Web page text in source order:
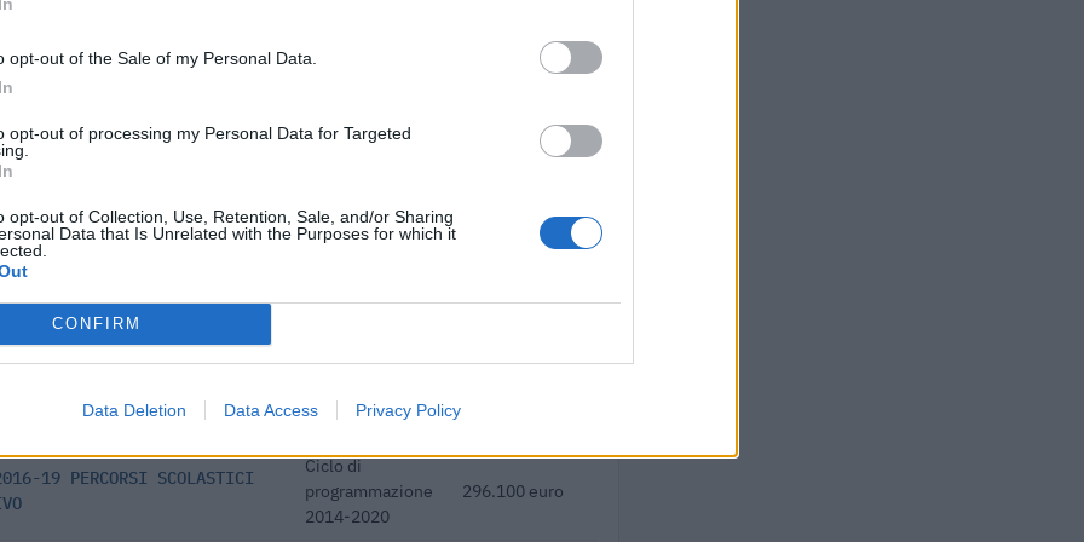
opt-out of the Sale of my Personal Data.
opt-out of processing my Personal Data for Targeted
opt-out of Collection, Use, Retention, Sale, and/or Sharing
Data that Is Unrelated with the Purposes for which it
CONFIRM
Data Deletion Data Access Privacy Policy
2026
di istruzione e
SCOLASTICI
2014-2020
il Sistema Duale
SCOLASTICI
2014-2020
triennale in
2019/2022 Dotazione
programmazione
308.880 euro
in materia di
Ciclo di
2014-2020
19 PERCORSI SCOLASTICI
Ciclo di
programmazione
2014-2020
296.100 euro